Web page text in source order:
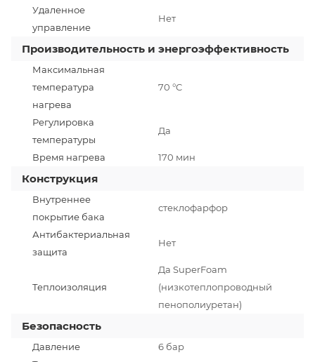
Удаленное
управление
Нет
Производительность и энергоэффективность
Максимальная
температура
нагрева
70 °C
Регулировка
температуры
Да
Время нагрева 170 мин
Конструкция
Внутреннее
покрытие бака
стеклофарфор
Антибактериальная
защита
Нет
Теплоизоляция
Да SuperFoam
(низкотеплопроводный
пенополиуретан)
Безопасность
Давление
6 бар